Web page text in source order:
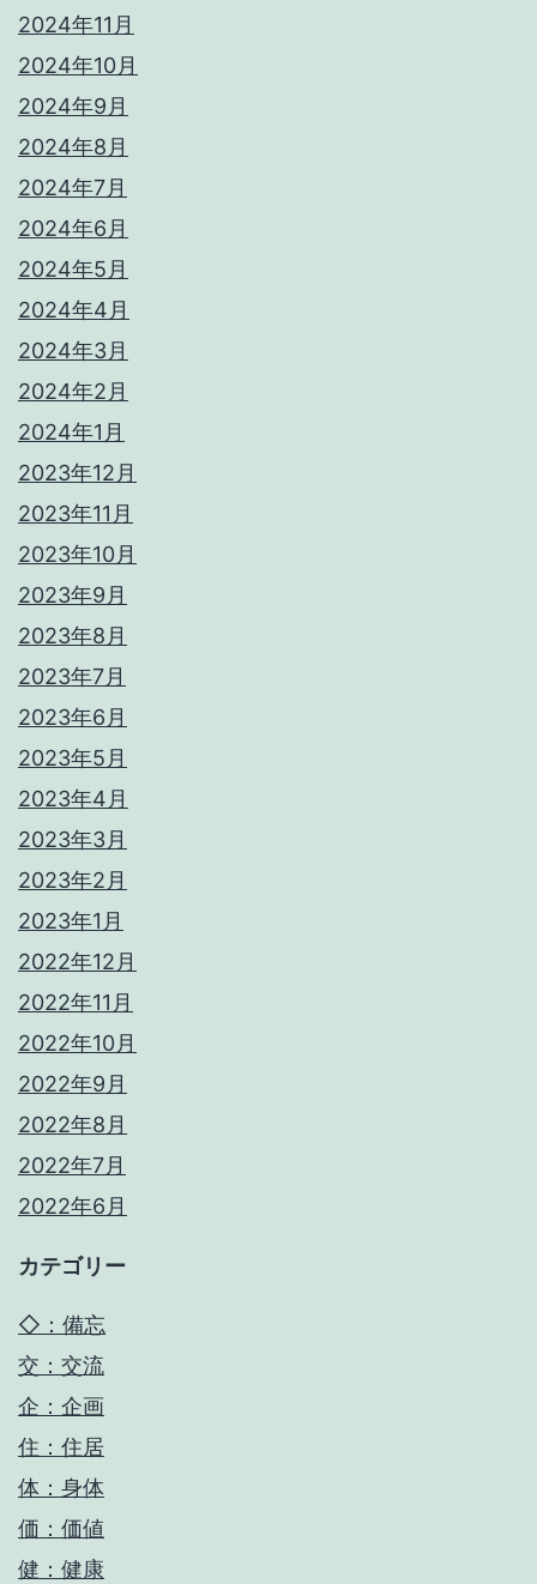
2024年11月
2024年10月
2024年9月
2024年8月
2024年7月
2024年6月
2024年5月
2024年4月
2024年3月
2024年2月
2024年1月
2023年12月
2023年11月
2023年10月
2023年9月
2023年8月
2023年7月
2023年6月
2023年5月
2023年4月
2023年3月
2023年2月
2023年1月
2022年12月
2022年11月
2022年10月
2022年9月
2022年8月
2022年7月
2022年6月
カテゴリー
◇：備忘
交：交流
企：企画
住：住居
体：身体
価：価値
健：健康